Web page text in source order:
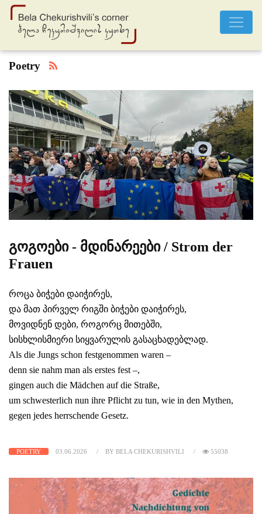
Poetry
გოგოები - მდინარეები / Strom der
Frauen
როცა ბიჭები დაიჭირეს,
და მათ პირველ რიგში ბიჭები დაიჭირეს,
მოვიდნენ დები, როგორც მითებში,
სისხლისმიერი სიყვარულის გასაცხადებლად.
Als die Jungs schon festgenommen waren –
denn sie nahm man als erstes fest –,
gingen auch die Mädchen auf die Straße,
um schwesterlich nun ihre Pflicht zu tun, wie in den Mythen,
gegen jedes herrschende Gesetz.
POETRY 03.06.2026 BY BELA CHEKURISHVILI 55038